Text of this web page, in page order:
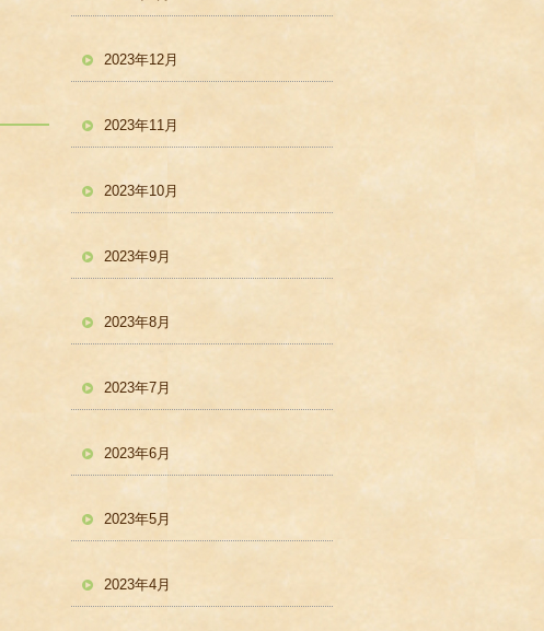
2023年12月
2023年11月
2023年10月
2023年9月
2023年8月
2023年7月
2023年6月
2023年5月
2023年4月